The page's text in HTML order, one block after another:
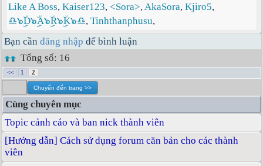
Like A Boss, Kaiser123, <Sora>,AkaSora, Kjiro5,
♎๖ۣۜD๖ۣۜA๖ۣۜR๖ۣۜK๖♎, Tinhthanphusu,
Bạn cần đăng nhập để bình luận
Tổng số: 16
<< 1 2
Cùng chuyên mục
Topic cảnh cáo và ban nick thành viên
[Hướng dẫn] Cách sử dụng forum căn bản cho các thành
viên